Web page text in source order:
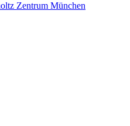
Zentrum München